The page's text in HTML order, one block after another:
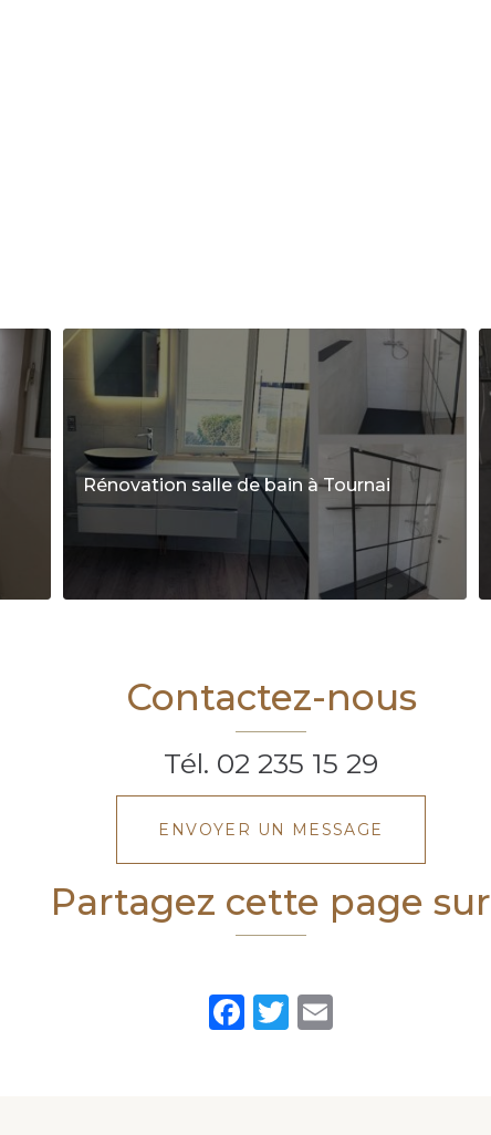
Rénovation salle de bain à Tournai
Contactez-nous
Tél. 02 235 15 29
ENVOYER UN MESSAGE
Partagez cette page sur
Facebook
Twitter